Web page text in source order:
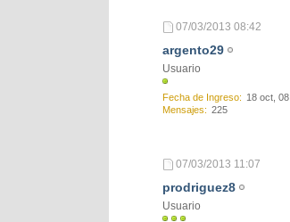
07/03/2013 08:42
argento29
Usuario
Fecha de Ingreso
18 oct, 08
Mensajes
225
07/03/2013 11:07
prodriguez8
Usuario